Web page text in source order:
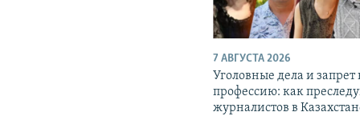
7 АВГУСТА 2026
Уголовные дела и запрет
профессию: как
журналистов в